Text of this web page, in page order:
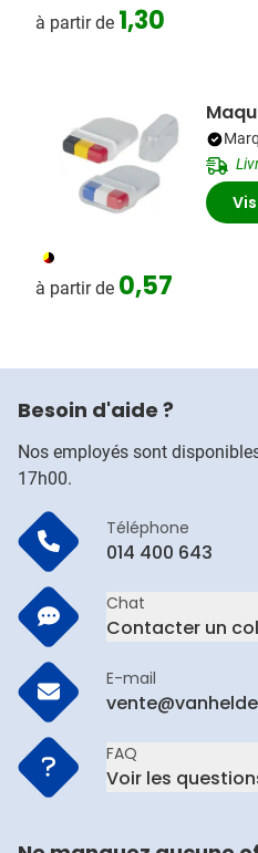
à partir de 1,30
103
à partir de 0,57
Besoin d'aide ?
Nos employés sont
17h00.
Téléphone
014 400 643
Chat
Contacter un
E-mail
FAQ
Voir les